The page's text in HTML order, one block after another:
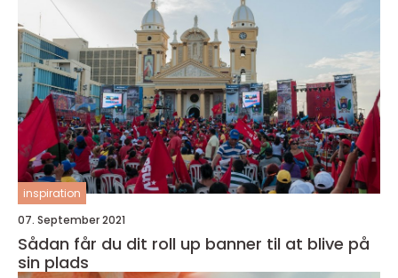
inspiration
07. September 2021
Sådan får du dit roll up banner til at blive på
sin plads